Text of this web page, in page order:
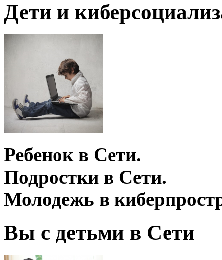
Дети и
Ребенок в Сети.
Подростки в Сети.
Молодежь в
Вы с детьми в Сети